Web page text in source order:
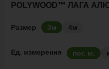
POLYWOOD™ ЛАГА
Размер 3м 4м
Ед. измерения пог. м.